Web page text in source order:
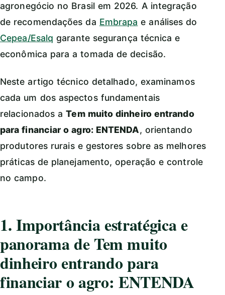
agronegócio no Brasil em 2026. A integração
de recomendações da Embrapa e análises do
Cepea/Esalq garante segurança técnica e
econômica para a tomada de decisão.
Neste artigo técnico detalhado, examinamos
cada um dos aspectos fundamentais
relacionados aTem muito dinheiro entrando
para financiar o agro: ENTENDA, orientando
produtores rurais e gestores sobre as melhores
práticas de planejamento, operação e controle
no campo.
1. Importância estratégica e
panorama de Tem muito
dinheiro entrando para
financiar o agro: ENTENDA